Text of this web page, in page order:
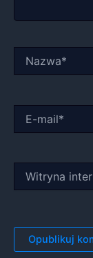
mail*
internetowa